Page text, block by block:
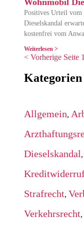
Wohnmobil
Positives Urteil
Dieselskandal
kostenfrei vom
Weiterlesen >
< Vorherige Seite 1
Kategorien
Allgemein,
Dieselskandal,
Strafrecht,
Verkehrsrecht,